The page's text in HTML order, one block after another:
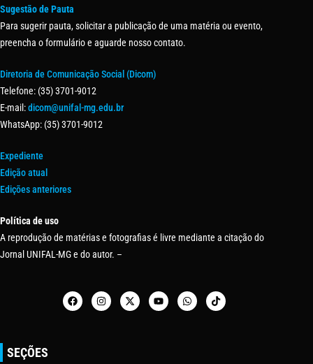
Sugestão de Pauta
Para sugerir pauta, solicitar a publicação de uma matéria ou evento,
preencha o formulário e aguarde nosso contato.
Diretoria de Comunicação Social (Dicom)
Telefone: (35) 3701-9012
E-mail:dicom@unifal-mg.edu.br
WhatsApp: (35) 3701-9012
Expediente
Edição atual
Edições anteriores
Política de uso
A reprodução de matérias e fotografias é livre mediante a citação do
Jornal UNIFAL-MG e do autor. –
SEÇÕES